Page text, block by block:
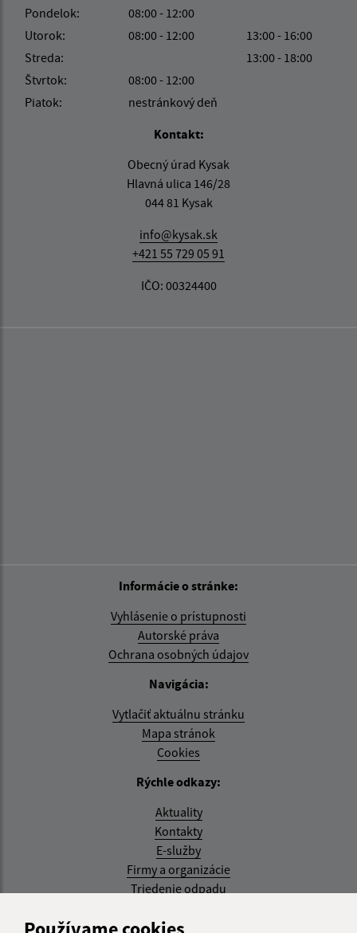
Pondelok:
08:00 - 12:00
Utorok:
08:00 - 12:00
13:00 - 16:00
Streda:
13:00 - 18:00
Štvrtok:
08:00 - 12:00
Piatok:
nestránkový deň
Kontakt:
Obecný úrad Kysak
Hlavná ulica 146/28
044 81 Kysak
info@kysak.sk
+421 55 729 05 91
IČO: 00324400
Informácie o stránke:
Vyhlásenie o prístupnosti
Autorské práva
Ochrana osobných údajov
Navigácia:
Vytlačiť aktuálnu stránku
Mapa stránok
Cookies
Rýchle odkazy:
Aktuality
Kontakty
E-služby
Firmy a organizácie
Triedenie odpadu
Aktualizované: